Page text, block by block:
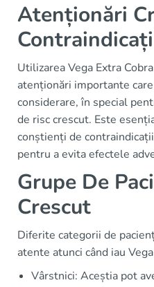
Atenționări
Utilizarea Vega Extra
atenționări importante
considerare, în special
de risc crescut. Este
conștienți de
pentru a evita efectele
Grupe De
Crescut
Diferite categorii de
atente atunci când iau
Vârstnici: Aceștia pot